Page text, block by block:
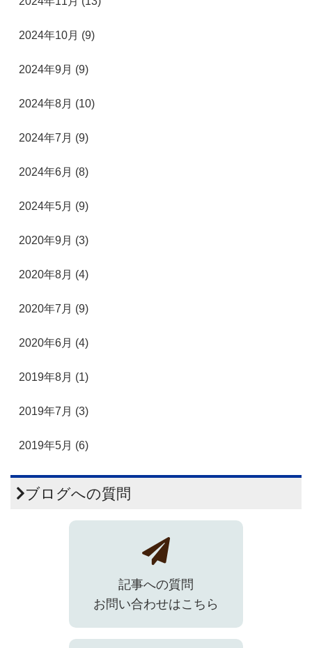
2024年10月 (9)
2024年9月 (9)
2024年8月 (10)
2024年7月 (9)
2024年6月 (8)
2024年5月 (9)
2020年9月 (3)
2020年8月 (4)
2020年7月 (9)
2020年6月 (4)
2019年8月 (1)
2019年7月 (3)
2019年5月 (6)
ブログへの質問
記事への質問
お問い合わせはこちら